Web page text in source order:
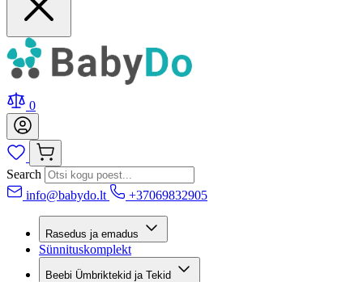
0
Search
info@babydo.lt
+37069832905
Rasedus ja emadus
Sünnituskomplekt
Beebi Ümbriktekid ja Tekid